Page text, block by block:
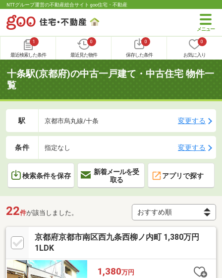
NTTグループ運営の不動産総合サイト goo住宅・不動産
1
最近検索した条件
0
最近見た物件
0
保存した条件
0
お気に入り
十条駅(京都府)の中古一戸建て・中古住宅 物件一
覧
駅 京都市烏丸線/十条 変更する
条件 指定なし 変更する
検索条件を保存
新着メールを受
取る
アプリで探す
22件が該当しました。
京都府京都市南区西九条西柳ノ内町 1,380万円
1LDK
1,380万円